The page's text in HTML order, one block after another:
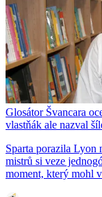
Glosátor Švancara
vlastňák ale nazval
Sparta porazila Lyon
mistrů si veze
moment, který mohl